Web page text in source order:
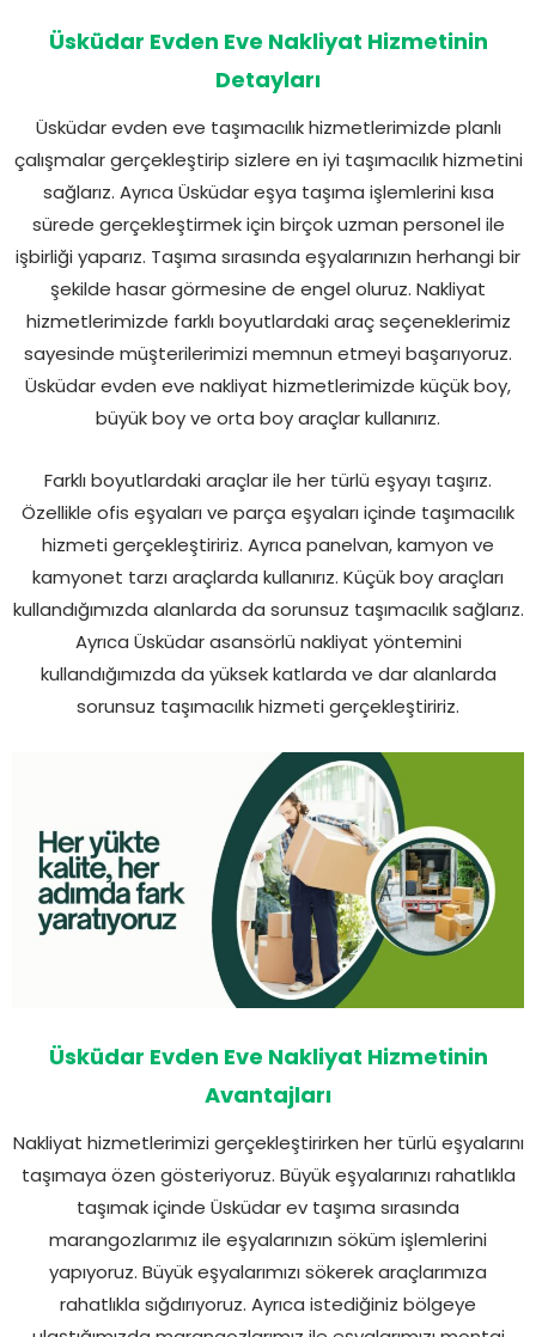
Üsküdar Evden Eve Nakliyat Hizmetinin
Detayları
Üsküdar evden eve taşımacılık hizmetlerimizde planlı
çalışmalar gerçekleştirip sizlere en iyi taşımacılık hizmetini
sağlarız. Ayrıca Üsküdar eşya taşıma işlemlerini kısa
sürede gerçekleştirmek için birçok uzman personel ile
işbirliği yaparız. Taşıma sırasında eşyalarınızın herhangi bir
şekilde hasar görmesine de engel oluruz. Nakliyat
hizmetlerimizde farklı boyutlardaki araç seçeneklerimiz
sayesinde müşterilerimizi memnun etmeyi başarıyoruz.
Üsküdar evden eve nakliyat hizmetlerimizde küçük boy,
büyük boy ve orta boy araçlar kullanırız.
Farklı boyutlardaki araçlar ile her türlü eşyayı taşırız.
Özellikle ofis eşyaları ve parça eşyaları içinde taşımacılık
hizmeti gerçekleştiririz. Ayrıca panelvan, kamyon ve
kamyonet tarzı araçlarda kullanırız. Küçük boy araçları
kullandığımızda alanlarda da sorunsuz taşımacılık sağlarız.
Ayrıca Üsküdar asansörlü nakliyat yöntemini
kullandığımızda da yüksek katlarda ve dar alanlarda
sorunsuz taşımacılık hizmeti gerçekleştiririz.
Üsküdar Evden Eve Nakliyat Hizmetinin
Avantajları
Nakliyat hizmetlerimizi gerçekleştirirken her türlü eşyalarını
taşımaya özen gösteriyoruz. Büyük eşyalarınızı rahatlıkla
taşımak içinde Üsküdar ev taşıma sırasında
marangozlarımız ile eşyalarınızın söküm işlemlerini
yapıyoruz. Büyük eşyalarımızı sökerek araçlarımıza
rahatlıkla sığdırıyoruz. Ayrıca istediğiniz bölgeye